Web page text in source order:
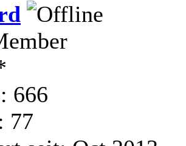
666
77